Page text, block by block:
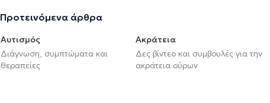
Προτεινόμενα άρθρα
Αυτισμός
Διάγνωση, συμπτώματα και
θεραπείες
Ακράτεια
Δες βίντεο και συμβουλές για την
ακράτεια ούρων